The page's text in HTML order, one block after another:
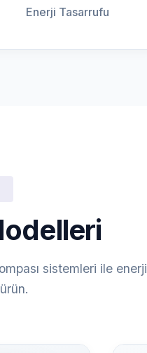
Enerji Tasarrufu
sistemleri ile enerji